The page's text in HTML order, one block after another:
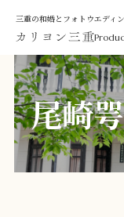
三重の和婚とフォトウエディ
尾崎